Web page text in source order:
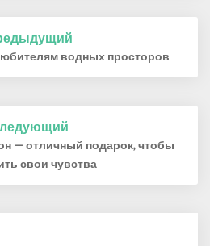
водных просторов
— отличный подарок, чтобы
свои чувства